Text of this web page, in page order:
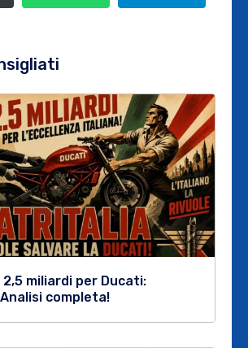
miliardi per Ducati:
completa!